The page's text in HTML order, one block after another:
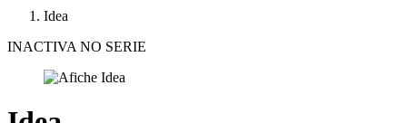
Idea
INACTIVA NO SERIE